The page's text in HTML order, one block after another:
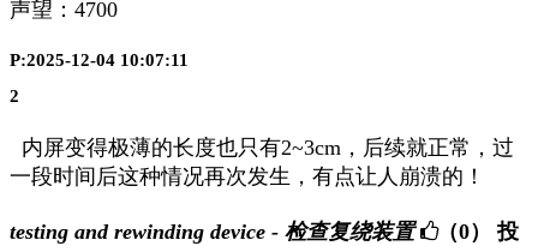
声望： 4700
P:2025-12-04 10:07:11
2
内屏变得极薄的长度也只有2~3cm，后续就正常，过
一段时间后这种情况再次发生，有点让人崩溃的！
testing and rewinding device - 检查复绕装置 （0）
投